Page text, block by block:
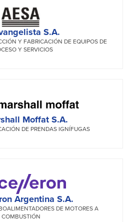
S.A.
Y FABRICACIÓN DE EQUIPOS DE
Y SERVICIOS
Moffat S.A.
DE PRENDAS IGNÍFUGAS
Argentina S.A.
DE MOTORES A
COMBUSTIÓN